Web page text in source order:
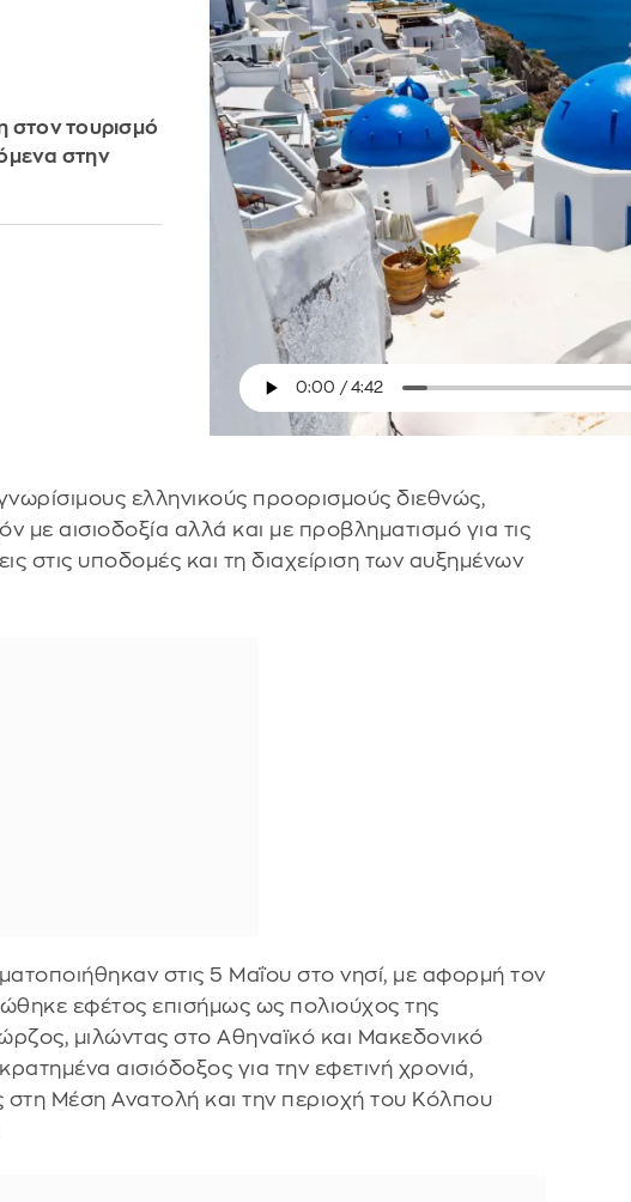
στον τουρισμό
στην
ελληνικούς προορισμούς διεθνώς,
με αισιοδοξία αλλά και με προβληματισμό για τις
στις υποδομές και τη διαχείριση των αυξημένων
στις 5 Μαΐου στο νησί, με αφορμή τον
εφέτος επισήμως ως πολιούχος της
μιλώντας στο Αθηναϊκό και Μακεδονικό
αισιόδοξος για την εφετινή χρονιά,
στη Μέση Ανατολή και την περιοχή του Κόλπου